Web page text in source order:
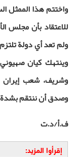
واختتم هذا الممثل
للاعتقاد بأن مجلس
ولم تعد أي دولة
وينتهك كيان
وشريف، شعب إيران
وصدق أن ننتقم
ف.أ/د.ت
إقرأوا المزيد: